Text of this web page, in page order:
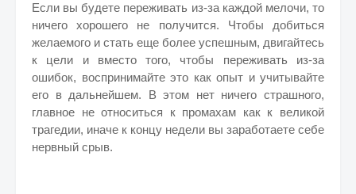
Если вы будете переживать из-за каждой мелочи, то
ничего хорошего не получится. Чтобы добиться
желаемого и стать еще более успешным, двигайтесь
к цели и вместо того, чтобы переживать из-за
ошибок, воспринимайте это как опыт и учитывайте
его в дальнейшем. В этом нет ничего страшного,
главное не относиться к промахам как к великой
трагедии, иначе к концу недели вы заработаете себе
нервный срыв.